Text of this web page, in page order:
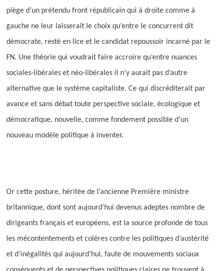
piège d’un prétendu front républicain qui à droite comme à
gauche ne leur laisserait le choix qu’entre le concurrent dit
démocrate, resté en lice et le candidat repoussoir incarné par le
FN. Une théorie qui voudrait faire accroire qu’entre nuances
sociales-libérales et néo-libérales il n’y aurait pas d’autre
alternative que le système capitaliste. Ce qui discréditerait par
avance et sans débat toute perspective sociale, écologique et
démocratique, nouvelle, comme fondement possible d’un
nouveau modèle politique à inventer.
Or cette posture, héritée de l’ancienne Première ministre
britannique, dont sont aujourd’hui devenus adeptes nombre de
dirigeants français et européens, est la source profonde de tous
les mécontentements et colères contre les politiques d’austérité
et d’inégalités qui aujourd’hui, faute de mouvements sociaux